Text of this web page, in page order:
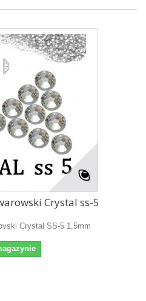
Crystal ss-5
Crystal SS-5 1,5mm